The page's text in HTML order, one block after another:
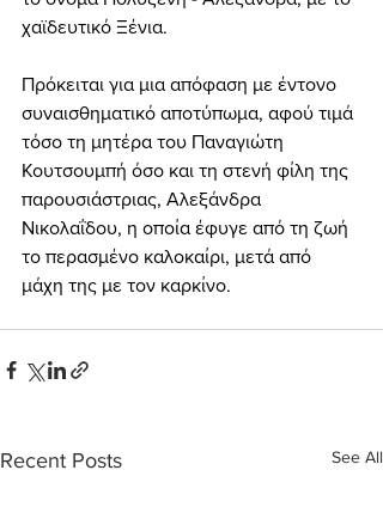
χαϊδευτικό Ξένια.
Πρόκειται για μια απόφαση με έντονο
συναισθηματικό αποτύπωμα, αφού τιμά
τόσο τη μητέρα του Παναγιώτη
Κουτσουμπή όσο και τη στενή φίλη της
παρουσιάστριας, Αλεξάνδρα
Νικολαΐδου, η οποία έφυγε από τη ζωή
το περασμένο καλοκαίρι, μετά από
μάχη της με τον καρκίνο.
Recent Posts See All